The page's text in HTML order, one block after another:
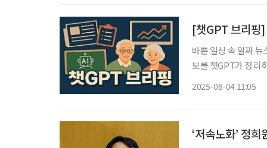
[챗GPT 브리핑
바쁜 일상 속 알짜
보를 챗GPT가 정리하고 편집
2025-08-04 11:05
‘저속노화’ 정